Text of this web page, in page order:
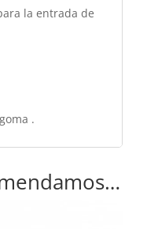
la entrada de
.